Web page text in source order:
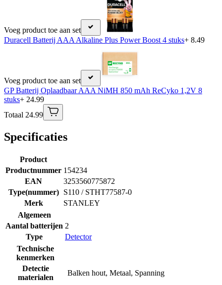
Voeg product toe aan set
Duracell Batterij AAA Alkaline Plus Power Boost 4 stuks+ 8.49
Voeg product toe aan set
GP Batterij Oplaadbaar AAA NiMH 850 mAh ReCyko 1,2V 8
stuks+ 24.99
Totaal 24.99
Specificaties
Product
Productnummer 154234
EAN
3253560775872
Type(nummer)
S110 / STHT77587-0
Merk
STANLEY
Algemeen
Aantal batterijen 2
Type
Detector
Technische
kenmerken
Detectie
materialen
Balken hout, Metaal, Spanning